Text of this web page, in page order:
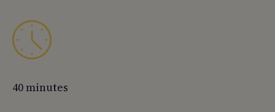
40 minutes